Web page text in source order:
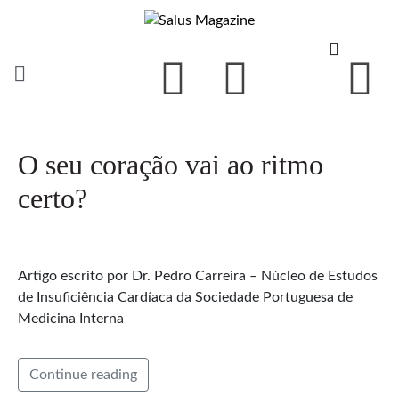
O seu coração vai ao ritmo
certo?
Artigo escrito por Dr. Pedro Carreira – Núcleo de Estudos
de Insuficiência Cardíaca da Sociedade Portuguesa de
Medicina Interna
Continue reading